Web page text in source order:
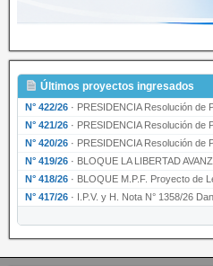
Últimos proyectos ingresados
N° 422/26 · PRESIDENCIA Resolución de
N° 421/26 · PRESIDENCIA Resolución de
N° 420/26 · PRESIDENCIA Resolución de
N° 419/26 · BLOQUE LA LIBERTAD AVANZA Proyecto
N° 418/26 · BLOQUE M.P.F. Proyecto de Ley creando
N° 417/26 · I.P.V. y H. Nota N° 1358/26 Dando